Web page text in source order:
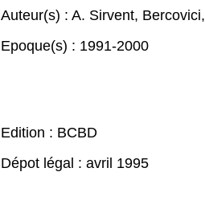
Auteur(s) : A. Sirvent, Bercovici,
Epoque(s) : 1991-2000
Edition : BCBD
Dépot légal : avril 1995